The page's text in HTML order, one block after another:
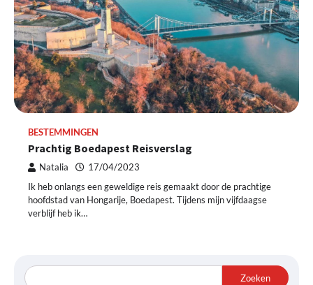
BESTEMMINGEN
Prachtig Boedapest Reisverslag
Natalia 17/04/2023
Ik heb onlangs een geweldige reis gemaakt door de prachtige
hoofdstad van Hongarije, Boedapest. Tijdens mijn vijfdaagse
verblijf heb ik…
Zoeken